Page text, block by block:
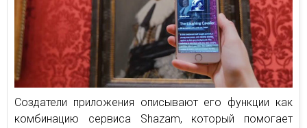
Создатели приложения описывают его функции как
комбинацию сервиса Shazam, который помогает